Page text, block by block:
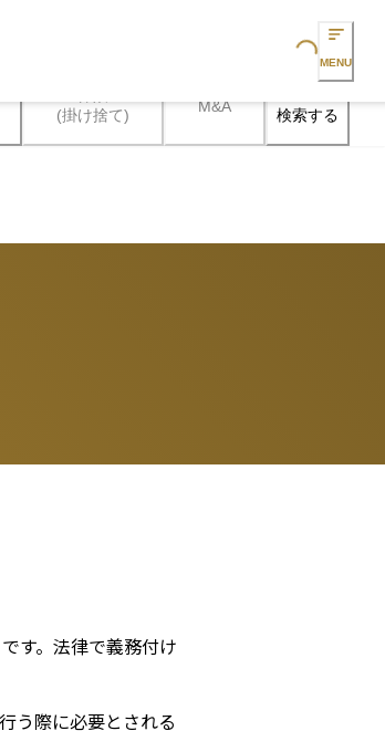
Loading...
MENU
(掛け捨て)
M&A 検索する
す。法律で義務付け
う際に必要とされる